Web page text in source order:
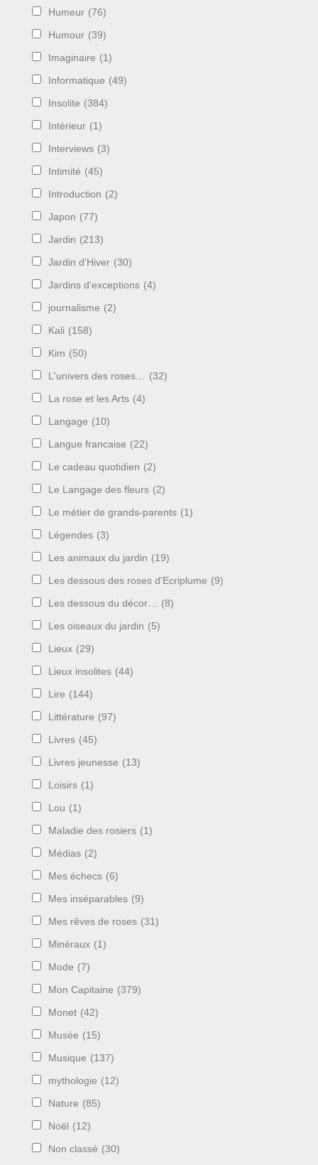
Humeur (76)
Humour (39)
Imaginaire (1)
Informatique (49)
Insolite (384)
Intérieur (1)
Interviews (3)
Intimité (45)
Introduction (2)
Japon (77)
Jardin (213)
Jardin d'Hiver (30)
Jardins d'exceptions (4)
journalisme (2)
Kali (158)
Kim (50)
L'univers des roses… (32)
La rose et les Arts (4)
Langage (10)
Langue francaise (22)
Le cadeau quotidien (2)
Le Langage des fleurs (2)
Le métier de grands-parents (1)
Légendes (3)
Les animaux du jardin (19)
Les dessous des roses d'Ecriplume (9)
Les dessous du décor… (8)
Les oiseaux du jardin (5)
Lieux (29)
Lieux insolites (44)
Lire (144)
Littérature (97)
Livres (45)
Livres jeunesse (13)
Loisirs (1)
Lou (1)
Maladie des rosiers (1)
Médias (2)
Mes échecs (6)
Mes inséparables (9)
Mes rêves de roses (31)
Minéraux (1)
Mode (7)
Mon Capitaine (379)
Monet (42)
Musée (15)
Musique (137)
mythologie (12)
Nature (85)
Noël (12)
Non classé (30)